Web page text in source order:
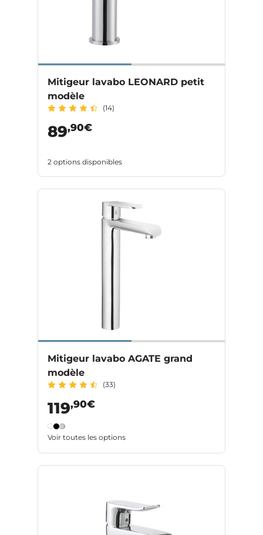
Mitigeur lavabo LEONARD petit
modèle
(14)
89,90€
2 options disponibles
Mitigeur lavabo AGATE grand
modèle
(33)
119,90€
Voir toutes les options